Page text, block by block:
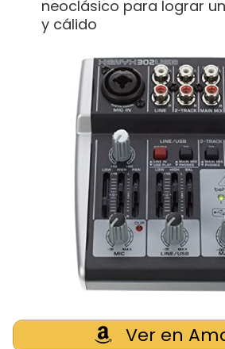
neoclásico para lograr
y cálido
Ver en